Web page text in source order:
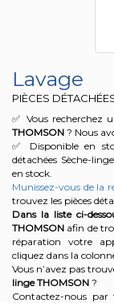
Lavage
PIÈCES
✅ Vous recherchez
THOMSON ? Nous
✅ Disponible en
détachées Sèche-
en stock.
Munissez-vous de la
trouvez les pièces
Dans la liste ci-
THOMSON afin de
réparation votre
cliquez dans la
Vous n’avez pas
linge THOMSON ?
Contactez-nous